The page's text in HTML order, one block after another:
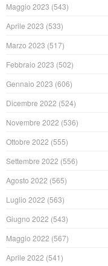
Maggio 2023 (543)
Aprile 2023 (533)
Marzo 2023 (517)
Febbraio 2023 (502)
Gennaio 2023 (606)
Dicembre 2022 (524)
Novembre 2022 (536)
Ottobre 2022 (555)
Settembre 2022 (556)
Agosto 2022 (565)
Luglio 2022 (563)
Giugno 2022 (543)
Maggio 2022 (567)
Aprile 2022 (541)